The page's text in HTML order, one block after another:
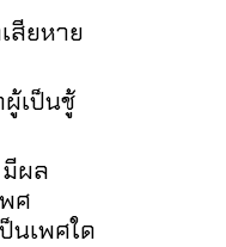
สียหาย
เป็นชู้
มีผล
ศ
นเพศใด